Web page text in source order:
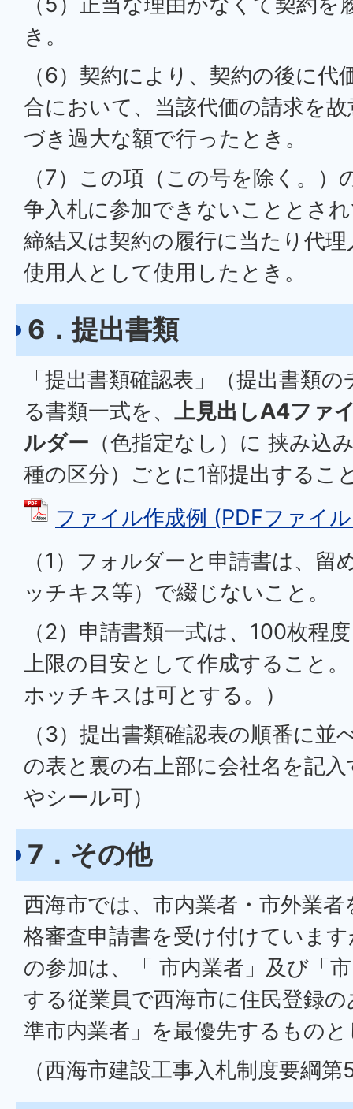
き。
（6）契約により、契約の後に代
合において、当該代価の請求を
づき過大な額で行ったとき。
（7）この項（この号を除く。）
争入札に参加できないこととさ
締結又は契約の履行に当たり代
使用人として使用したとき。
6．提出書類
「提出書類確認表」（提出書類
る書類一式を、 上見出しA4ファ
ルダー （色指定なし）に 挟み込
種の区分）ごとに1部提出する
ファイル作成例 (PDFファイ
（1）フォルダーと申請書は、留
ッチキス等）で綴じないこと。
（2）申請書類一式は、100枚程
上限の目安として作成すること
ホッチキスは可とする。）
（3）提出書類確認表の順番に並
の表と裏の右上部に会社名を記
やシール可）
7．その他
西海市では、市内業者・市外業
格審査申請書を受け付けていま
の参加は、「 市内業者」及び「
する従業員で西海市に住民登録
準市内業者」を最優先するもの
（西海市建設工事入札制度要綱